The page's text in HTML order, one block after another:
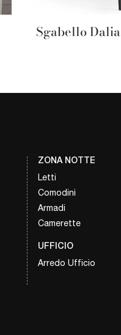
Sgabello Dalia
ZONA NOTTE
Letti
Comodini
Armadi
Camerette
UFFICIO
Arredo Ufficio